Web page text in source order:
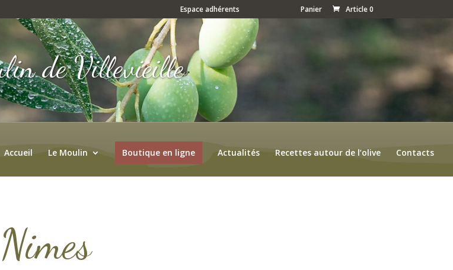
Espace adhérents Panier Article 0
de Villevieille
Accueil Le Moulin Boutique en ligne Actualités Recettes autour de l’olive Contacts